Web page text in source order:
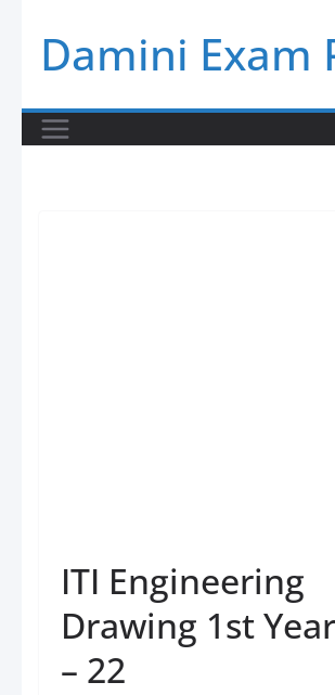
content
Damini Exam
ITI Engineering
Drawing 1st
– 22